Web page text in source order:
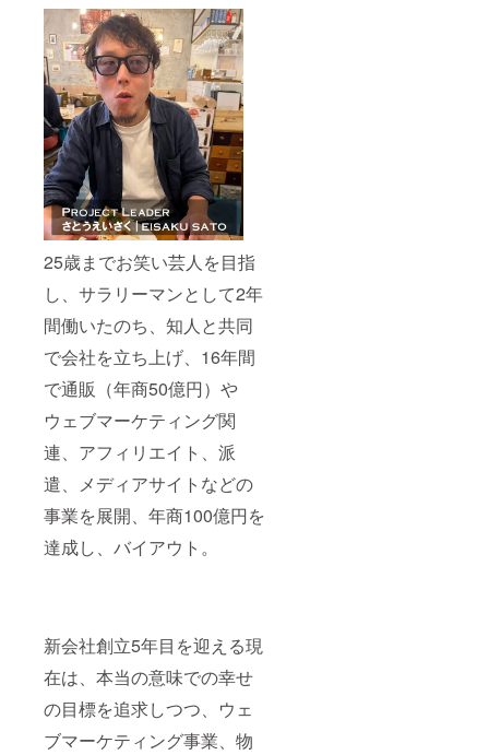
25歳までお笑い芸人を目指
し、サラリーマンとして2年
間働いたのち、知人と共同
で会社を立ち上げ、16年間
で通販（年商50億円）や
ウェブマーケティング関
連、アフィリエイト、派
遣、メディアサイトなどの
事業を展開、年商100億円を
達成し、バイアウト。
新会社創立5年目を迎える現
在は、本当の意味での幸せ
の目標を追求しつつ、ウェ
ブマーケティング事業、物